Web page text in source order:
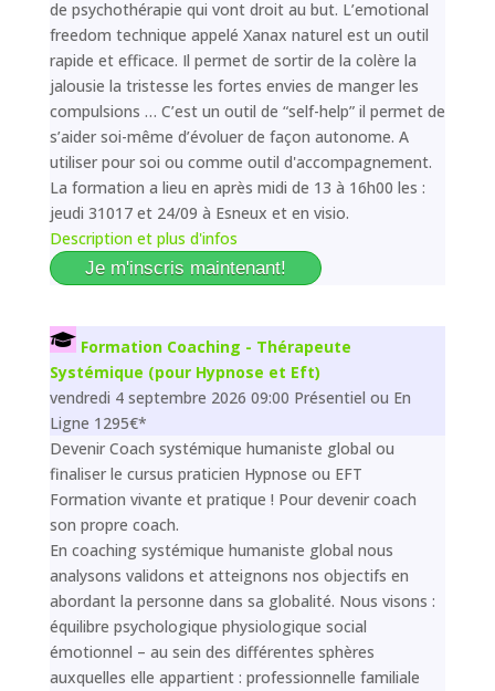
de psychothérapie qui vont droit au but. L’emotional
freedom technique appelé Xanax naturel est un outil
rapide et efficace. Il permet de sortir de la colère la
jalousie la tristesse les fortes envies de manger les
compulsions … C’est un outil de “self-help” il permet de
s’aider soi-même d’évoluer de façon autonome. A
utiliser pour soi ou comme outil d'accompagnement.
La formation a lieu en après midi de 13 à 16h00 les :
jeudi 31017 et 24/09 à Esneux et en visio.
Description et plus d'infos
Je m'inscris maintenant!
Formation Coaching - Thérapeute
Systémique (pour Hypnose et Eft)
vendredi 4 septembre 2026 09:00 Présentiel ou En
Ligne 1295€*
Devenir Coach systémique humaniste global ou
finaliser le cursus praticien Hypnose ou EFT
Formation vivante et pratique ! Pour devenir coach
son propre coach.
En coaching systémique humaniste global nous
analysons validons et atteignons nos objectifs en
abordant la personne dans sa globalité. Nous visons :
équilibre psychologique physiologique social
émotionnel – au sein des différentes sphères
auxquelles elle appartient : professionnelle familiale